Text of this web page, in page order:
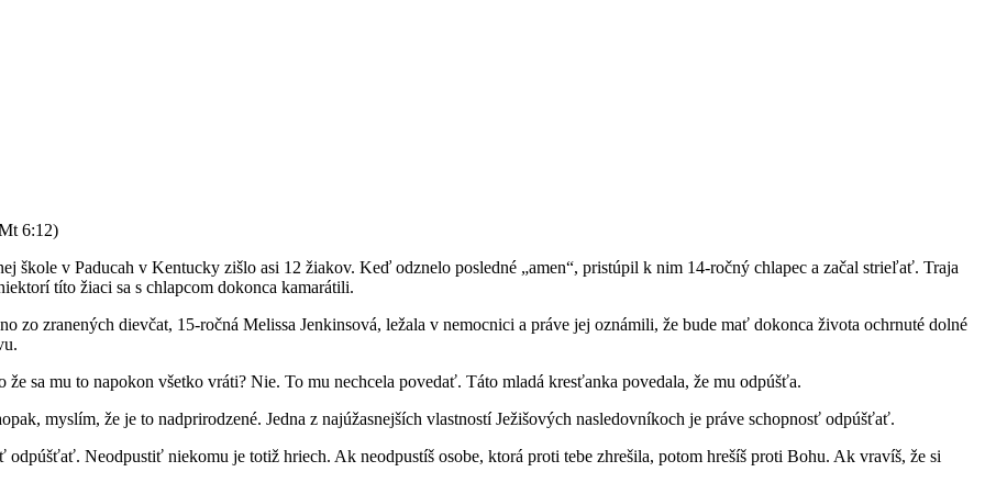
6:12)
škole v Paducah v Kentucky zišlo asi 12 žiakov. Keď odznelo posledné „amen“, pristúpil k nim 14-ročný chlapec a začal strieľať. Traja
títo žiaci sa s chlapcom dokonca kamarátili.
zo zranených dievčat, 15-ročná Melissa Jenkinsová, ležala v nemocnici a práve jej oznámili, že bude mať dokonca života ochrnuté dolné
sa mu to napokon všetko vráti? Nie. To mu nechcela povedať. Táto mladá kresťanka povedala, že mu odpúšťa.
myslím, že je to nadprirodzené. Jedna z najúžasnejších vlastností Ježišových nasledovníkoch je práve schopnosť odpúšťať.
Neodpustiť niekomu je totiž hriech. Ak neodpustíš osobe, ktorá proti tebe zhrešila, potom hrešíš proti Bohu. Ak vravíš, že si